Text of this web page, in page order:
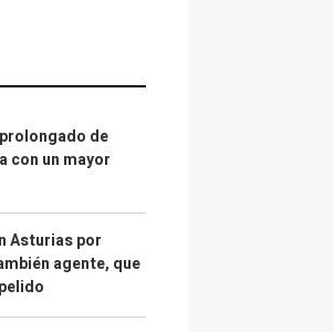
de
con un mayor
Asturias por
agente, que